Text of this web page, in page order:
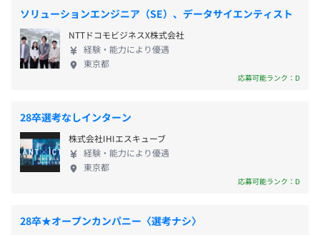
プロダクトやミッションごとにチームが分かれており、各
チーム4〜8名程度です。
女性4人/4人
役員及び管理的地位にある者に占める女性の割合
役員42.9%
管理職27.5%
ソリューションエンジニア（SE）、データサイエンティスト
NTTドコモビジネスX株式会社
経験・能力により優遇
東京都
応募可能ランク：D
28卒選考なしインターン
株式会社IHIエスキューブ
経験・能力により優遇
東京都
応募可能ランク：D
28卒★オープンカンパニー〈選考ナシ〉